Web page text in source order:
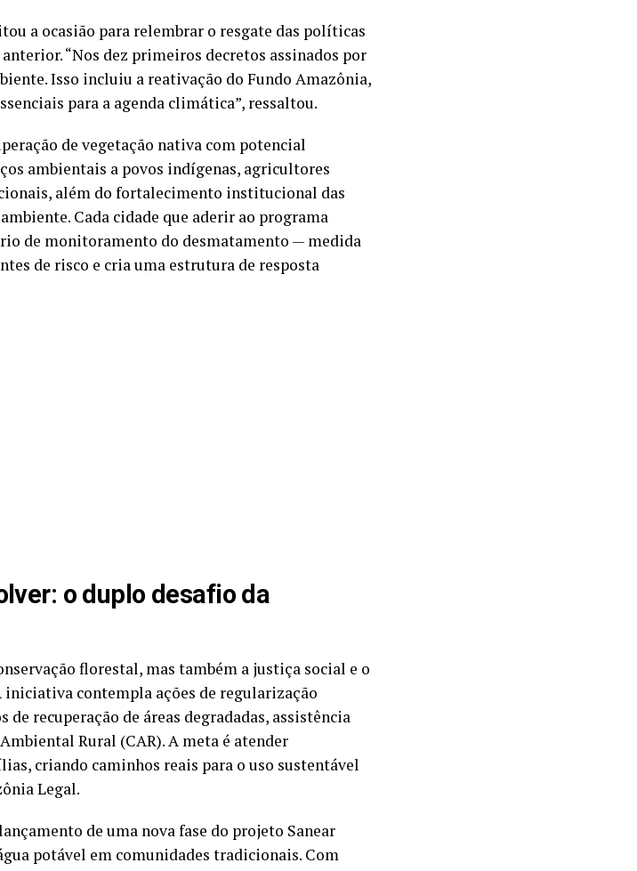
a ocasião para relembrar o resgate das políticas
“Nos dez primeiros decretos assinados por
Isso incluiu a reativação do Fundo Amazônia,
para a agenda climática”, ressaltou.
de vegetação nativa com potencial
ambientais a povos indígenas, agricultores
além do fortalecimento institucional das
Cada cidade que aderir ao programa
de monitoramento do desmatamento — medida
de risco e cria uma estrutura de resposta
o duplo desafio da
florestal, mas também a justiça social e o
contempla ações de regularização
recuperação de áreas degradadas, assistência
Rural (CAR). A meta é atender
criando caminhos reais para o uso sustentável
Legal.
de uma nova fase do projeto Sanear
potável em comunidades tradicionais. Com